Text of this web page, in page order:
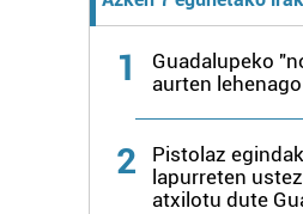
fitxategiak erabiltzen ditu. Zure
zerbitzuak hobetzeko asmoz,
baliatzen gara. Ohar hau
erabiltzeko baimen esplizitua
1
Guadalupeko
aurten lehenago
2
Pistolaz
lapurreten
atxilotu dute